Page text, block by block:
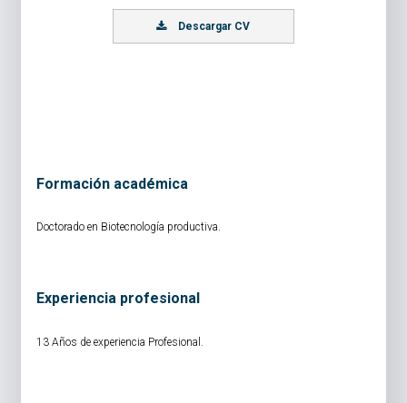
Descargar CV
Formación académica
Doctorado en Biotecnología productiva.
Experiencia profesional
13 Años de experiencia Profesional.